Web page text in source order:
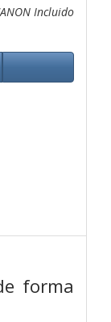
Incluido
forma